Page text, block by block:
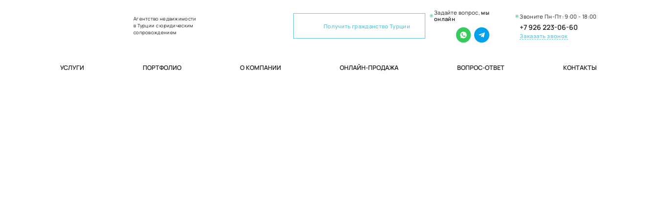
Агентство недвижимости
в Турции с юридическим
сопровождением
Получить гражданство Турции
Задайте вопрос,мы
онлайн
Звоните Пн-Пт: 9:00 - 18:00
+7 926 223-06-60
Заказать звонок
УСЛУГИ ПОРТФОЛИО О КОМПАНИИ ОНЛАЙН-ПРОДАЖА ВОПРОС-ОТВЕТ КОНТАКТЫ